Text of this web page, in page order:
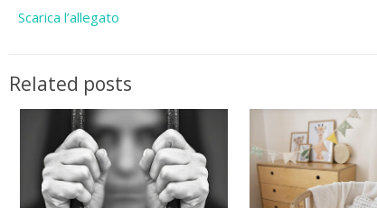
Scarica l’allegato
Related posts